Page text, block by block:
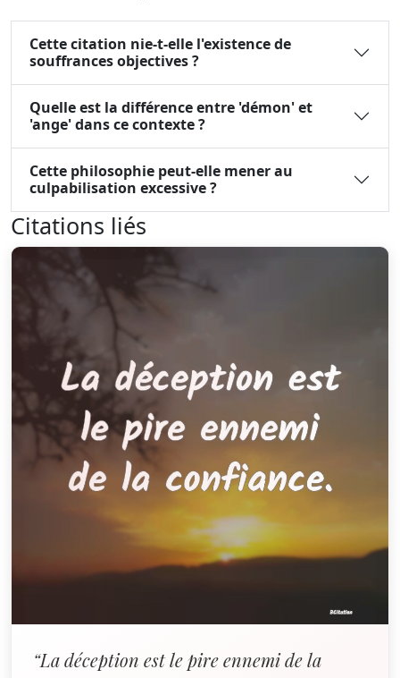
Cette citation nie-t-elle l'existence de
souffrances objectives ?
Quelle est la différence entre 'démon' et
'ange' dans ce contexte ?
Cette philosophie peut-elle mener au
culpabilisation excessive ?
Citations liés
“La déception est le pire ennemi de la